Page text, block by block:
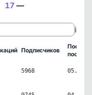
17 —
ℹ️
Подписчиков
пост
5968